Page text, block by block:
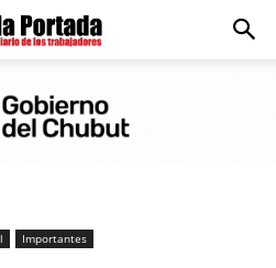
Importantes